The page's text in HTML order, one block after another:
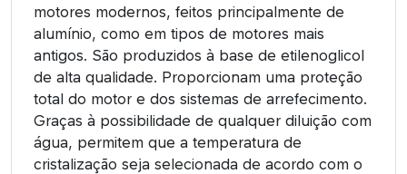
motores modernos, feitos principalmente de
alumínio, como em tipos de motores mais
antigos. São produzidos à base de etilenoglicol
de alta qualidade. Proporcionam uma proteção
total do motor e dos sistemas de arrefecimento.
Graças à possibilidade de qualquer diluição com
água, permitem que a temperatura de
cristalização seja selecionada de acordo com o